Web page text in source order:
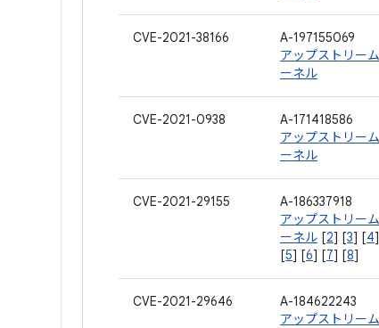
CVE-2021-38166
A-197155069
アップストリー
ーネル
CVE-2021-0938
A-171418586
アップストリー
ーネル
CVE-2021-29155
A-186337918
アップストリー
ーネル [2] [3] [4]
[5] [6] [7] [8]
CVE-2021-29646
A-184622243
アップストリー